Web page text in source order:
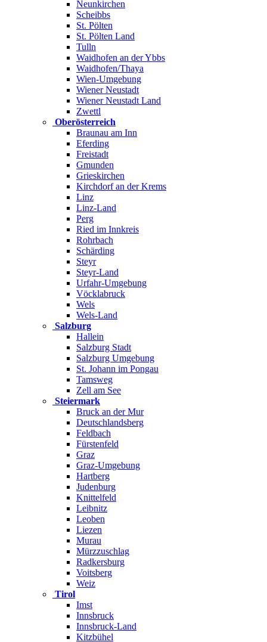
Neunkirchen
Scheibbs
St. Pölten
St. Pölten Land
Tulln
Waidhofen an der Ybbs
Waidhofen/Thaya
Wien-Umgebung
Wiener Neustadt
Wiener Neustadt Land
Zwettl
Oberösterreich
Braunau am Inn
Eferding
Freistadt
Gmunden
Grieskirchen
Kirchdorf an der Krems
Linz
Linz-Land
Perg
Ried im Innkreis
Rohrbach
Schärding
Steyr
Steyr-Land
Urfahr-Umgebung
Vöcklabruck
Wels
Wels-Land
Salzburg
Hallein
Salzburg Stadt
Salzburg Umgebung
St. Johann im Pongau
Tamsweg
Zell am See
Steiermark
Bruck an der Mur
Deutschlandsberg
Feldbach
Fürstenfeld
Graz
Graz-Umgebung
Hartberg
Judenburg
Knittelfeld
Leibnitz
Leoben
Liezen
Murau
Mürzzuschlag
Radkersburg
Voitsberg
Weiz
Tirol
Imst
Innsbruck
Innsbruck-Land
Kitzbühel